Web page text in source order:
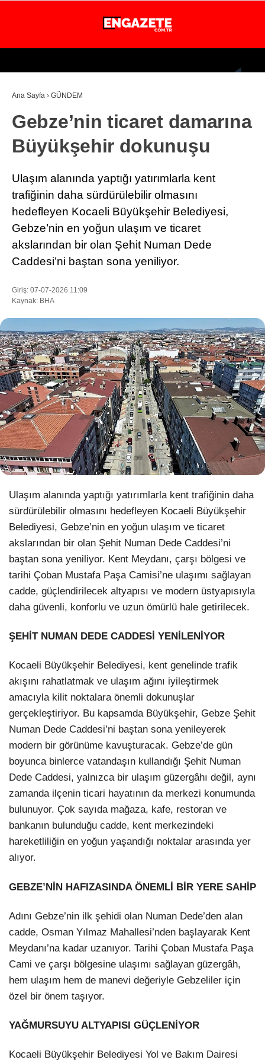
Facebook
Instagram
Youtube
Pinterest
Dribbble
LinkedIn
23.8
İSTANBUL
GÜNDEM
EKONOMİ
DÜNYA
SPOR
SAĞLIK
TEKNOLOJİ
EĞİTİM
Ana Sayfa › GÜNDEM
Gebze’nin ticaret damarına
Büyükşehir dokunuşu
Ulaşım alanında yaptığı yatırımlarla kent
trafiğinin daha sürdürülebilir olmasını
hedefleyen Kocaeli Büyükşehir Belediyesi,
Gebze’nin en yoğun ulaşım ve ticaret
akslarından bir olan Şehit Numan Dede
Caddesi’ni baştan sona yeniliyor.
Giriş: 07-07-2026 11:09
Kaynak: BHA
Ulaşım alanında yaptığı yatırımlarla kent trafiğinin daha
sürdürülebilir olmasını hedefleyen Kocaeli Büyükşehir
Belediyesi, Gebze’nin en yoğun ulaşım ve ticaret
akslarından bir olan Şehit Numan Dede Caddesi’ni
baştan sona yeniliyor. Kent Meydanı, çarşı bölgesi ve
tarihi Çoban Mustafa Paşa Camisi’ne ulaşımı sağlayan
cadde, güçlendirilecek altyapısı ve modern üstyapısıyla
daha güvenli, konforlu ve uzun ömürlü hale getirilecek.
ŞEHİT NUMAN DEDE CADDESİ YENİLENİYOR
Kocaeli Büyükşehir Belediyesi, kent genelinde trafik
akışını rahatlatmak ve ulaşım ağını iyileştirmek
amacıyla kilit noktalara önemli dokunuşlar
gerçekleştiriyor. Bu kapsamda Büyükşehir, Gebze Şehit
Numan Dede Caddesi’ni baştan sona yenileyerek
modern bir görünüme kavuşturacak. Gebze’de gün
boyunca binlerce vatandaşın kullandığı Şehit Numan
Dede Caddesi, yalnızca bir ulaşım güzergâhı değil, aynı
zamanda ilçenin ticari hayatının da merkezi konumunda
bulunuyor. Çok sayıda mağaza, kafe, restoran ve
bankanın bulunduğu cadde, kent merkezindeki
hareketliliğin en yoğun yaşandığı noktalar arasında yer
alıyor.
GEBZE’NİN HAFIZASINDA ÖNEMLİ BİR YERE SAHİP
Adını Gebze’nin ilk şehidi olan Numan Dede’den alan
cadde, Osman Yılmaz Mahallesi’nden başlayarak Kent
Meydanı’na kadar uzanıyor. Tarihi Çoban Mustafa Paşa
Cami ve çarşı bölgesine ulaşımı sağlayan güzergâh,
hem ulaşım hem de manevi değeriyle Gebzeliler için
özel bir önem taşıyor.
YAĞMURSUYU ALTYAPISI GÜÇLENİYOR
Kocaeli Büyükşehir Belediyesi Yol ve Bakım Dairesi